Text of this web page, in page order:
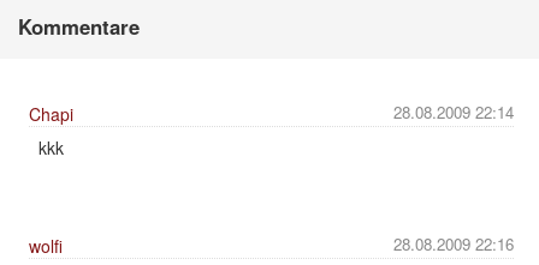
Kommentare
28.08.2009 22:14
Chapi
kkk
28.08.2009 22:16
wolfi